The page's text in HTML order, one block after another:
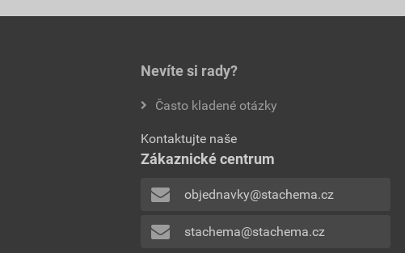
Nevíte si rady?
Často kladené otázky
Kontaktujte naše
Zákaznické centrum
objednavky@stachema.cz
stachema@stachema.cz